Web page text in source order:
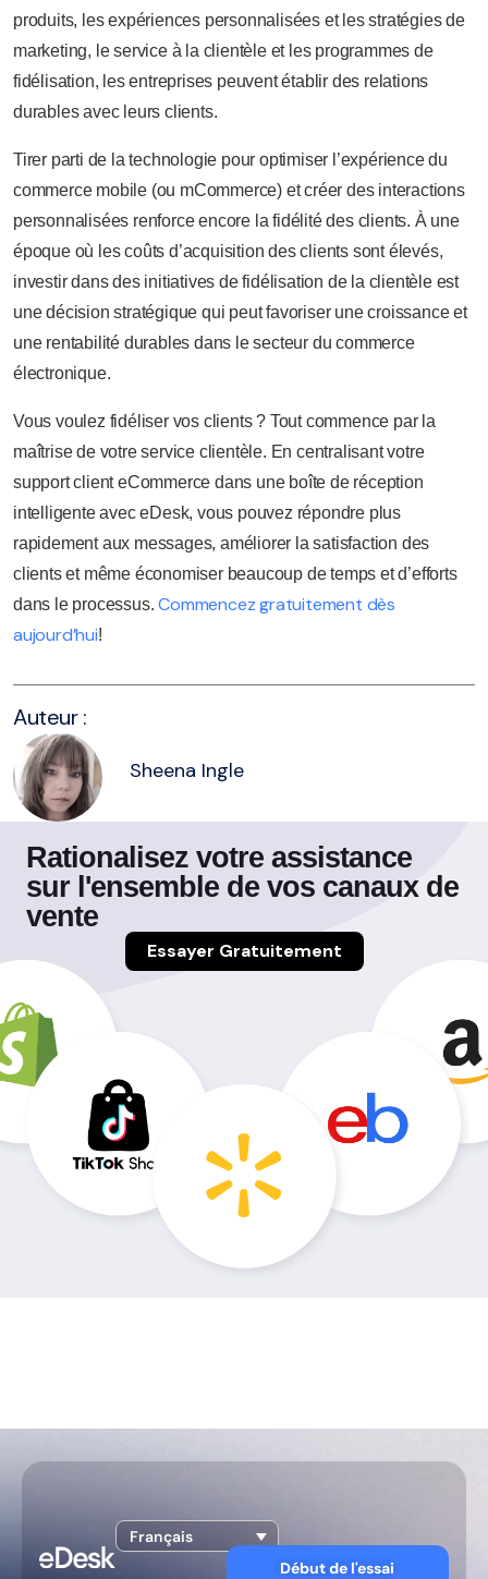
produits, les expériences personnalisées et les stratégies de
marketing, le service à la clientèle et les programmes de
fidélisation, les entreprises peuvent établir des relations
durables avec leurs clients.
Tirer parti de la technologie pour optimiser l’expérience du
commerce mobile (ou mCommerce) et créer des interactions
personnalisées renforce encore la fidélité des clients. À une
époque où les coûts d’acquisition des clients sont élevés,
investir dans des initiatives de fidélisation de la clientèle est
une décision stratégique qui peut favoriser une croissance et
une rentabilité durables dans le secteur du commerce
électronique.
Vous voulez fidéliser vos clients ? Tout commence par la
maîtrise de votre service clientèle. En centralisant votre
support client eCommerce dans une boîte de réception
intelligente avec eDesk, vous pouvez répondre plus
rapidement aux messages, améliorer la satisfaction des
clients et même économiser beaucoup de temps et d’efforts
dans le processus.Commencez gratuitement dès
aujourd’hui!
Auteur :
Sheena Ingle
Rationalisez votre assistance
sur l'ensemble de vos canaux de
vente
Essayer Gratuitement
Français
Début de l'essai